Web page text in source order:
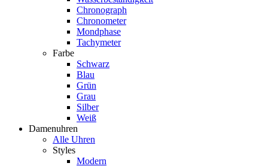
Chronograph
Chronometer
Mondphase
Tachymeter
Farbe
Schwarz
Blau
Grün
Grau
Silber
Weiß
Damenuhren
Alle Uhren
Styles
Modern